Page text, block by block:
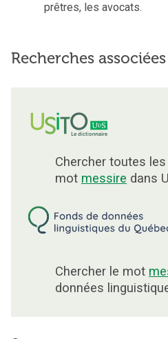
prêtres, les avocats.
Recherches associées
Chercher toutes
mot messire dans
Chercher le mot
données